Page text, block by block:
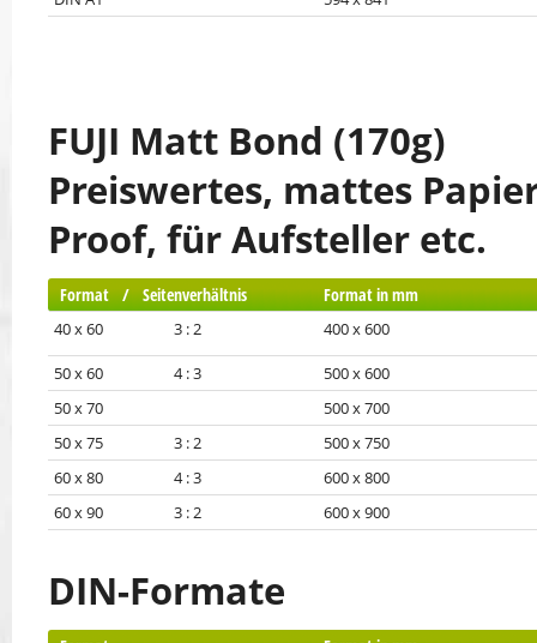
FUJI Matt Bond (170g)
Preiswertes, mattes
Proof, für Aufsteller etc.
Format / Seitenverhältnis Format in mm
40 x 60 3 : 2 400 x 600
50 x 60 4 : 3
500 x 600
50 x 70
500 x 700
50 x 75 3 : 2
500 x 750
60 x 80 4 : 3
600 x 800
60 x 90 3 : 2
600 x 900
DIN-Formate